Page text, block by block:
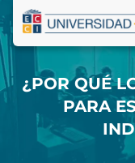
¿POR QUÉ
PARA